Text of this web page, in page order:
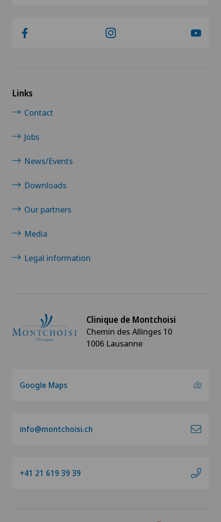
Links
Contact
Jobs
News/Events
Downloads
Our partners
Media
Legal information
Clinique de Montchoisi
Chemin des Allinges 10
1006 Lausanne
Google Maps
info@montchoisi.ch
+41 21 619 39 39